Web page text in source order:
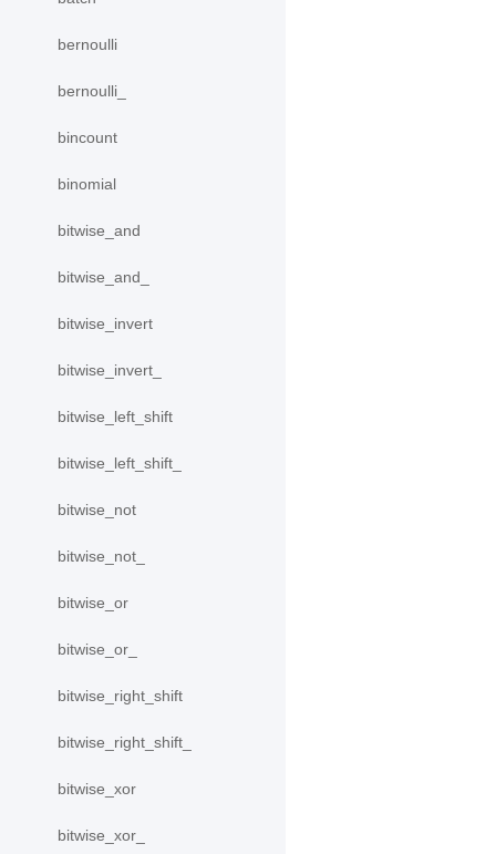
bernoulli
bernoulli_
bincount
binomial
bitwise_and
bitwise_and_
bitwise_invert
bitwise_invert_
bitwise_left_shift
bitwise_left_shift_
bitwise_not
bitwise_not_
bitwise_or
bitwise_or_
bitwise_right_shift
bitwise_right_shift_
bitwise_xor
bitwise_xor_